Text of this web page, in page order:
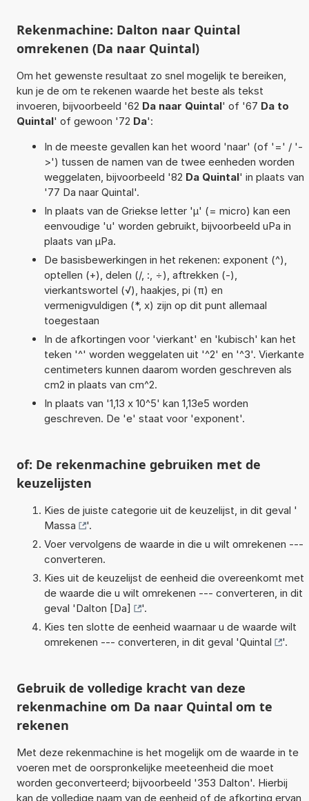
Rekenmachine: Dalton naar Quintal
omrekenen (Da naar Quintal)
Om het gewenste resultaat zo snel mogelijk te bereiken,
kun je de om te rekenen waarde het beste als tekst
invoeren, bijvoorbeeld '62 Da naar Quintal' of '67 Da to
Quintal' of gewoon '72 Da':
In de meeste gevallen kan het woord 'naar' (of '=' / '-
>') tussen de namen van de twee eenheden worden
weggelaten, bijvoorbeeld '82 Da Quintal' in plaats van
'77 Da naar Quintal'.
In plaats van de Griekse letter 'µ' (= micro) kan een
eenvoudige 'u' worden gebruikt, bijvoorbeeld uPa in
plaats van µPa.
De basisbewerkingen in het rekenen: exponent (^),
optellen (+), delen (/, :, ÷), aftrekken (-),
vierkantswortel (√), haakjes, pi (π) en
vermenigvuldigen (*, x) zijn op dit punt allemaal
toegestaan
In de afkortingen voor 'vierkant' en 'kubisch' kan het
teken '^' worden weggelaten uit '^2' en '^3'. Vierkante
centimeters kunnen daarom worden geschreven als
cm2 in plaats van cm^2.
In plaats van '1,13 x 10^5' kan 1,13e5 worden
geschreven. De 'e' staat voor 'exponent'.
of: De rekenmachine gebruiken met de
keuzelijsten
Kies de juiste categorie uit de keuzelijst, in dit geval '
Massa
'.
Voer vervolgens de waarde in die u wilt omrekenen ---
converteren.
Kies uit de keuzelijst de eenheid die overeenkomt met
de waarde die u wilt omrekenen --- converteren, in dit
geval 'Dalton [Da]
'.
Kies ten slotte de eenheid waarnaar u de waarde wilt
omrekenen --- converteren, in dit geval 'Quintal '.
Gebruik de volledige kracht van deze
rekenmachine om Da naar Quintal om te
rekenen
Met deze rekenmachine is het mogelijk om de waarde in te
voeren met de oorspronkelijke meeteenheid die moet
worden geconverteerd; bijvoorbeeld '353 Dalton'. Hierbij
kan de volledige naam van de eenheid of de afkorting ervan